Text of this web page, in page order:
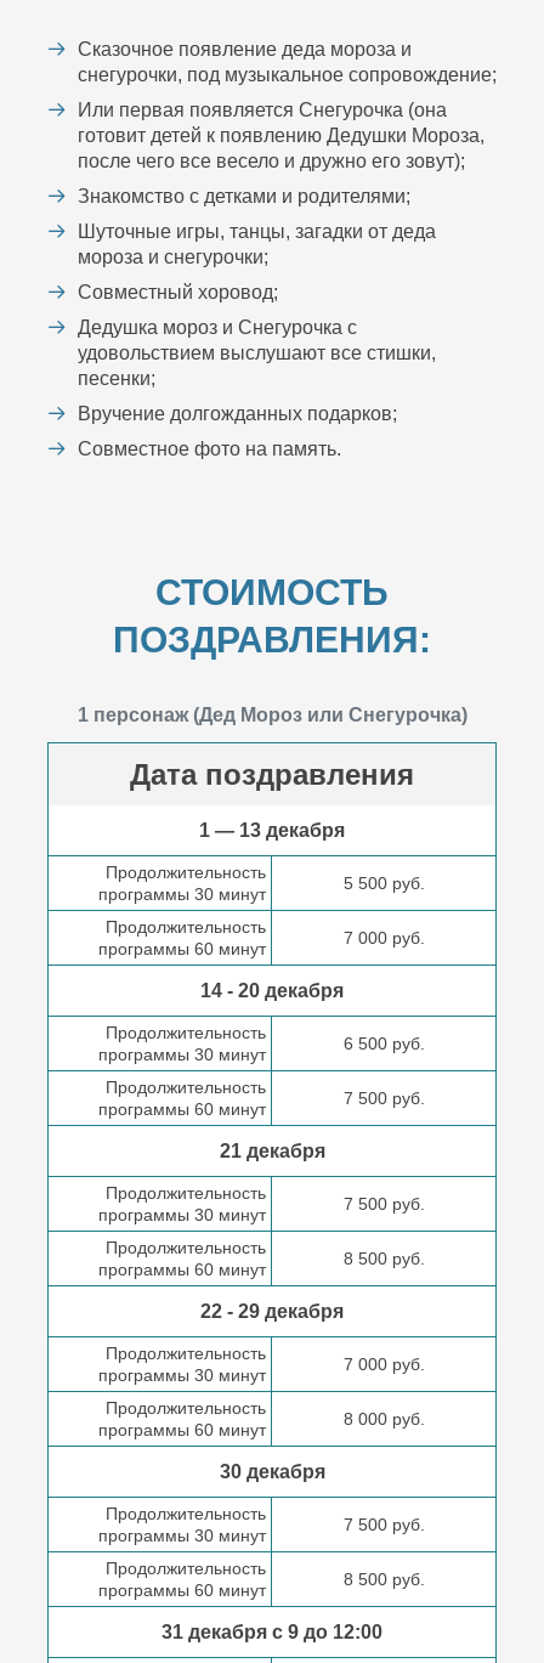
Сказочное появление деда мороза и
снегурочки, под музыкальное сопровождение;
Или первая появляется Снегурочка (она
готовит детей к появлению Дедушки Мороза,
после чего все весело и дружно его зовут);
Знакомство с детками и родителями;
Шуточные игры, танцы, загадки от деда
мороза и снегурочки;
Совместный хоровод;
Дедушка мороз и Снегурочка с
удовольствием выслушают все стишки,
песенки;
Вручение долгожданных подарков;
Совместное фото на память.
СТОИМОСТЬ
ПОЗДРАВЛЕНИЯ:
1 персонаж (Дед Мороз или Снегурочка)
Дата поздравления
1 — 13 декабря
Продолжительность
программы 30 минут
5 500 руб.
Продолжительность
программы 60 минут
7 000 руб.
14 - 20 декабря
Продолжительность
программы 30 минут
6 500 руб.
Продолжительность
программы 60 минут
7 500 руб.
21 декабря
Продолжительность
программы 30 минут
7 500 руб.
Продолжительность
программы 60 минут
8 500 руб.
22 - 29 декабря
Продолжительность
программы 30 минут
7 000 руб.
Продолжительность
программы 60 минут
8 000 руб.
30 декабря
Продолжительность
программы 30 минут
7 500 руб.
Продолжительность
программы 60 минут
8 500 руб.
31 декабря с 9 до 12:00